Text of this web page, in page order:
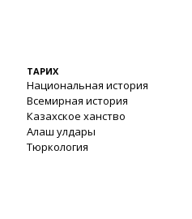
ТАРИХ
Национальная история
Всемирная история
Казахское ханство
Алаш улдары
Тюркология